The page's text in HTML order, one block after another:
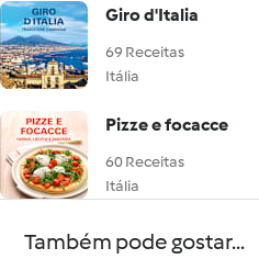
Giro d'Italia
69 Receitas
Itália
Pizze e focacce
60 Receitas
Itália
Também pode gostar...